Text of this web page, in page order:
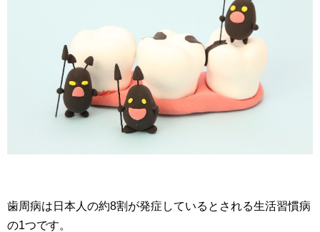
歯周病は日本人の約8割が発症しているとされる生活習慣病
の1つです。